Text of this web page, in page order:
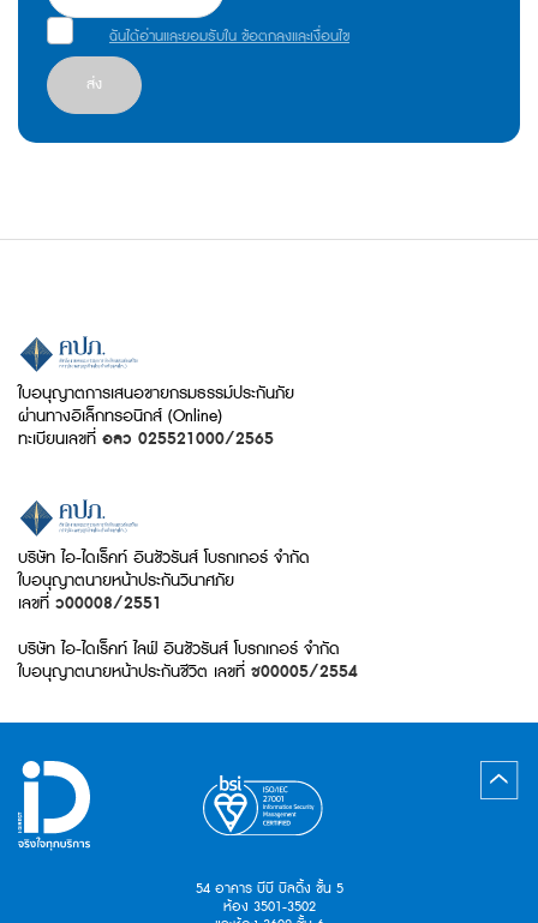
ฉันได้อ่านและยอมรับใน ข้อตกลงและเงื่อนไข
ส่ง
ใบอนุญาตการเสนอขายกรมธรรม์ประกันภัย
ผ่านทางอิเล็กทรอนิกส์ (Online)
ทะเบียนเลขที่ อลว 025521000/2565
บริษัท ไอ-ไดเร็คท์ อินชัวรันส์ โบรกเกอร์ จำกัด
ใบอนุญาตนายหน้าประกันวินาศภัย
เลขที่ ว00008/2551
บริษัท ไอ-ไดเร็คท์ ไลฟ์ อินชัวรันส์ โบรกเกอร์ จำกัด
ใบอนุญาตนายหน้าประกันชีวิต เลขที่ ช00005/2554
54 อาคาร บีบี บิลดิ้ง ชั้น 5
ห้อง 3501-3502